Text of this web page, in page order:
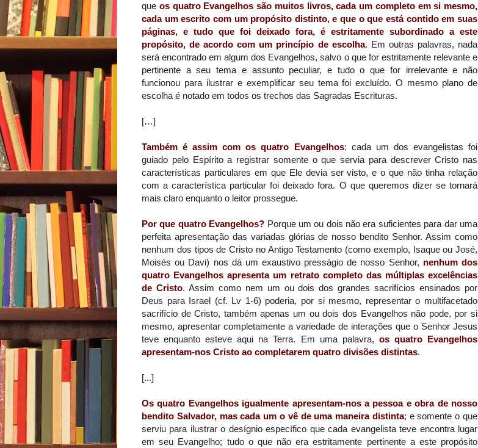
que os quatro Evangelhos são muitos livros, cada um completo em si mesmo,
cada um escrito com um propósito distinto, e que o que está contido em suas
páginas, e tudo que foi deixado fora, é estritamente subordinado a este
propósito, de acordo com um princípio de escolha. Em outras palavras, nada
será encontrado em algum dos Evangelhos, salvo o que for estritamente relevante e
pertinente a seu tema e assunto peculiar, e tudo o que for irrelevante e não
funcionou para ilustrar e exemplificar seu tema foi excluído. O mesmo plano de
escolha é notado em todos os trechos das Sagradas Escrituras.
[…]
Também é assim com os quatro Evangelhos: cada um dos evangelistas foi
guiado pelo Espírito a registrar somente o que servia para descrever Cristo nas
características particulares em que Ele devia ser visto, e o que não tinha relação
com a característica particular foi deixado fora. O que queremos dizer se tornará
mais claro enquanto o leitor prossegue.
Por que quatro Evangelhos? Porque um ou dois não era suficientes para dar uma
perfeita apresentação das variadas glórias de nosso bendito Senhor. Assim como
nenhum dos tipos de Cristo no Antigo Testamento (como exemplo, Isaque ou José,
Moisés ou Davi) nos dá um exaustivo presságio de nosso Senhor, nenhum dos
quatro Evangelhos apresenta um retrato completo das múltiplas excelências
de Cristo. Assim como nem um ou dois dos grandes sacrifícios ensinados por
Deus para Israel (cf. Lv 1-6) poderia, por si mesmo, representar o multifacetado
sacrifício de Cristo, também apenas um ou dois dos Evangelhos não pode, por si
mesmo, apresentar completamente a variedade de interações que o Senhor Jesus
teve enquanto esteve aqui na Terra. Em uma palavra, os quatro Evangelhos
apresentam-nos Cristo ao completarem quatro divisões distintas.
[...]
Os quatro Evangelhos igualmente apresentam-nos a pessoa e obra de nosso
bendito Salvador, mas cada um o vê de uma maneira distinta; e somente o que
serviu para ilustrar o desígnio específico que cada evangelista teve encontra lugar
em seu Evangelho; tudo o que não era estritamente pertinente a este propósito